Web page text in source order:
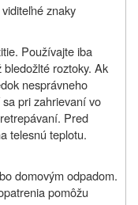
znaky
Používajte iba
roztoky. Ak
nesprávneho
pri zahrievaní vo
Pred
telesnú teplotu.
domovým odpadom.
pomôžu